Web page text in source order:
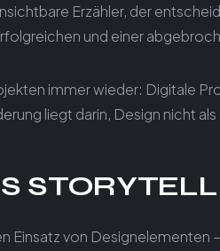
Erzähler, der
und einer
immer wieder: Digitale
liegt darin, Design nicht
Einsatz von Designelementen